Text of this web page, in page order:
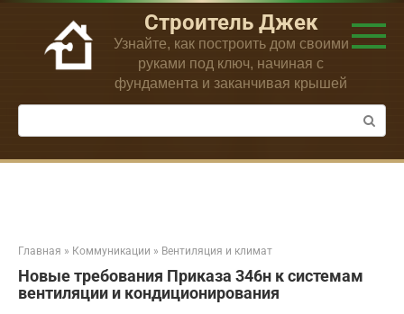
Перейти
контенту
Строитель Джек
Узнайте, как построить дом своими
руками под ключ, начиная с
фундамента и заканчивая крышей
Поиск:
Главная » Коммуникации » Вентиляция и климат
Новые требования Приказа 346н к системам
вентиляции и кондиционирования